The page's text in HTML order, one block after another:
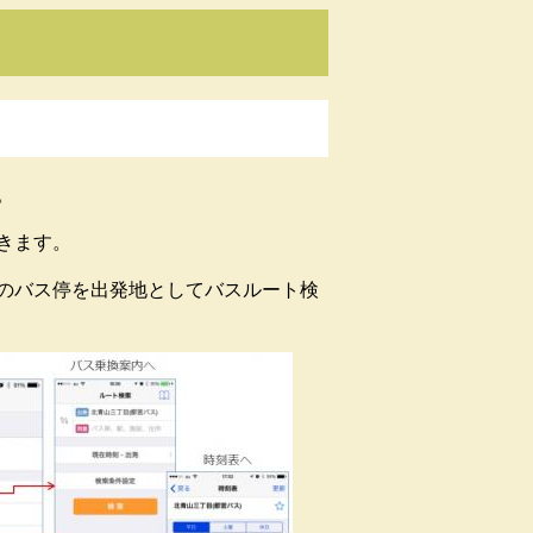
ます。
バス停を出発地としてバスルート検